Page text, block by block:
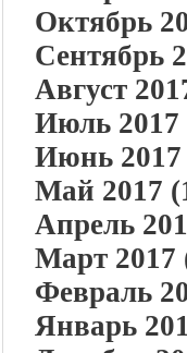
Октябрь
Сентябрь
Август
Июль 2017
Июнь 2017
Май 2017
Апрель
Март 2017
Февраль
Январь